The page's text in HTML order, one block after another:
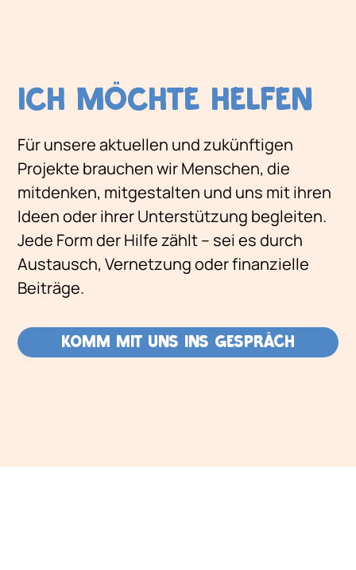
ICH MÖCHTE HELFEN
Für unsere aktuellen und zukünftigen
Projekte brauchen wir Menschen, die
mitdenken, mitgestalten und uns mit ihren
Ideen oder ihrer Unterstützung begleiten.
Jede Form der Hilfe zählt – sei es durch
Austausch, Vernetzung oder finanzielle
Beiträge.
Komm mit uns ins Gespräch